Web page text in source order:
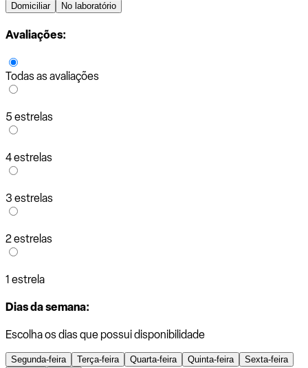
Domiciliar No laboratório
Avaliações:
Todas as avaliações
5 estrelas
4 estrelas
3 estrelas
2 estrelas
1 estrela
Dias da semana:
Escolha os dias que possui disponibilidade
Segunda-feira Terça-feira Quarta-feira Quinta-feira
Sexta-feira